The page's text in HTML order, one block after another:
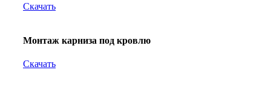
Скачать
Монтаж карниза под кровлю
Скачать